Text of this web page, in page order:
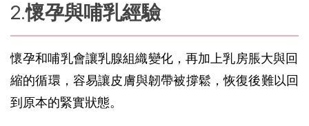
懷孕與哺乳經驗
懷孕和哺乳會讓乳腺組織變化，再加上乳房脹大與回
縮的循環，容易讓皮膚與韌帶被撐鬆，恢復後難以回
到原本的緊實狀態。